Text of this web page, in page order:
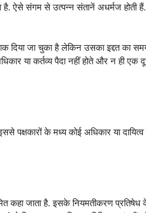
है. ऐसे संगम से उत्पन्न संतानें अधर्मज होती
दिया जा चुका है लेकिन उसका इद्दत का
या कर्तव्य पैदा नहीं होते और न ही एक
पक्षकारों के मध्य कोई अधिकार या
कहा जाता है. इसके नियमतीकरण प्रतिषेध